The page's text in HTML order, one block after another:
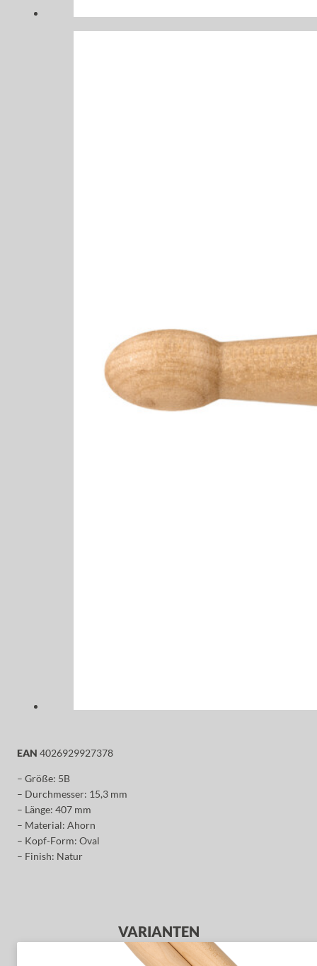
EAN 4026929927378
– Größe: 5B
– Durchmesser: 15,3 mm
– Länge: 407 mm
– Material: Ahorn
– Kopf-Form: Oval
– Finish: Natur
VARIANTEN